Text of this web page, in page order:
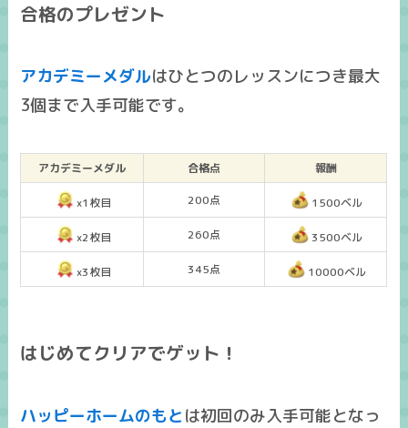
合格のプレゼント
アカデミーメダルはひとつのレッスンにつき最大
3個まで入手可能です。
アカデミーメダル 合格点 報酬
x1枚目 200点 1500ベル
x2枚目 260点 3500ベル
x3枚目 345点 10000ベル
はじめてクリアでゲット！
ハッピーホームのもと は初回のみ入手可能となっ